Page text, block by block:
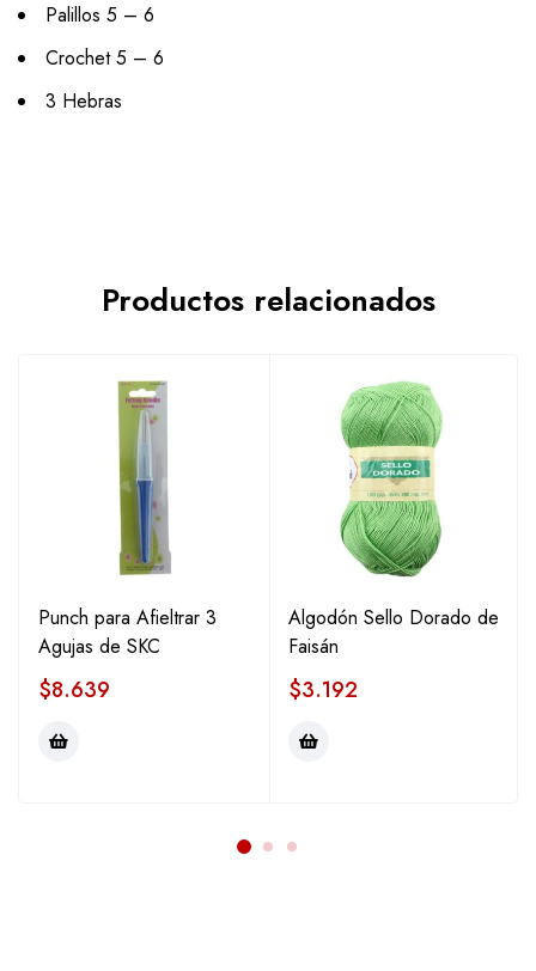
Palillos 5 – 6
Crochet 5 – 6
3 Hebras
Productos relacionados
Punch para Afieltrar 3
Agujas de SKC
$8.639
Algodón Sello Dorado de
Faisán
$3.192